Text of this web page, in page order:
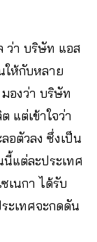
ว่า บริษัท แอส
ให้กับหลาย
องว่า บริษัท
แต่เข้าใจว่า
อตัวลง ซึ่งเป็น
แต่ละประเทศ
เนกา ได้รับ
ะเทศจะกดดัน